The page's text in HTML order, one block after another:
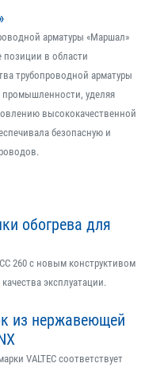
арматуры «Маршал»
позиции в области
трубопроводной арматуры
промышленности, уделяя
высококачественной
безопасную и
обогрева для
260 с новым конструктивом
эксплуатации.
из нержавеющей
VALTEC соответствует